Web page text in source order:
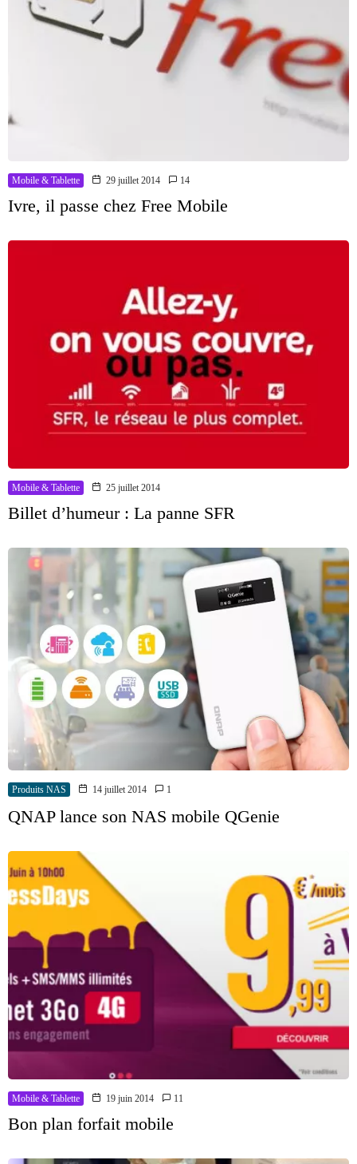
Mobile & Tablette 29 juillet 2014 14
Ivre, il passe chez Free Mobile
Mobile & Tablette 25 juillet 2014
Billet d’humeur : La panne SFR
Produits NAS 14 juillet 2014 1
QNAP lance son NAS mobile QGenie
Mobile & Tablette 19 juin 2014 11
Bon plan forfait mobile